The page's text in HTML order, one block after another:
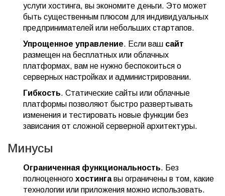
услуги хостинга, вы экономите деньги. Это может
быть существенным плюсом для индивидуальных
предпринимателей или небольших стартапов.
Упрощенное управление. Если ваш сайт
размещен на бесплатных или облачных
платформах, вам не нужно беспокоиться о
серверных настройках и администрировании.
Гибкость. Статические сайты или облачные
платформы позволяют быстро развертывать
изменения и тестировать новые функции без
зависания от сложной серверной архитектуры.
Минусы
Ограниченная функциональность. Без
полноценного хостингавы ограничены в том, какие
технологии или приложения можно использовать.